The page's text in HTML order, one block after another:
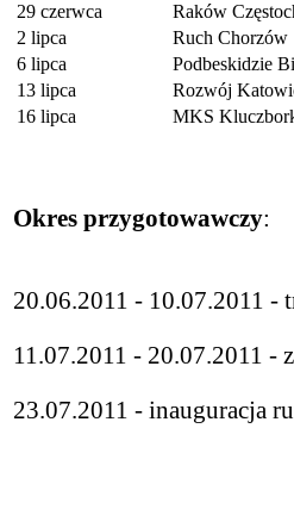
29 czerwca
Raków
2 lipca
Ruch Chorzów
6 lipca
Podbeskidzie
13 lipca
Rozwój
16 lipca
MKS
Okres przygotowawczy:
20.06.2011 - 10.07.2011 -
11.07.2011 - 20.07.2011 -
23.07.2011 - inauguracja